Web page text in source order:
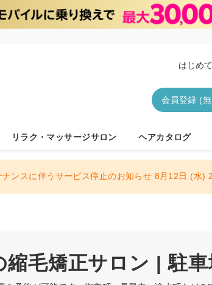
はじめ
会員登録 (
リラク・マッサージサロン ヘアカタログ
ナンスに伴うサービス停止のお知らせ 8月12日 (水)
毛矯正サロン | 駐車